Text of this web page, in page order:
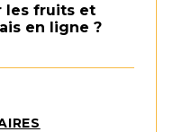
les fruits et
en ligne ?